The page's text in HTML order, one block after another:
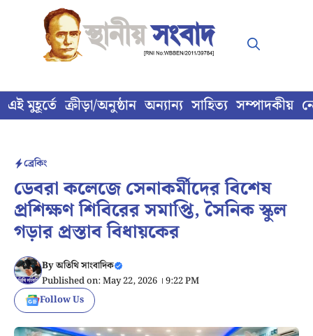
content
এই মুহূর্তে ক্রীড়া/অনুষ্ঠান অন্যান্য সাহিত্য সম্পাদকীয়
ব্রেকিং
ডেবরা কলেজে সেনাকর্মীদের বিশেষ
প্রশিক্ষণ শিবিরের সমাপ্তি, সৈনিক স্কুল
গড়ার প্রস্তাব বিধায়কের
Byঅতিথি সাংবাদিক
Published on: May 22, 2026 । 9:22 PM
Follow Us